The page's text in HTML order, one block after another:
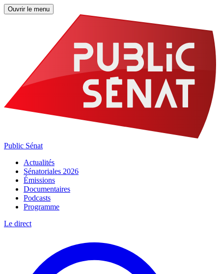
Ouvrir le menu
Public Sénat
Actualités
Sénatoriales 2026
Émissions
Documentaires
Podcasts
Programme
Le direct